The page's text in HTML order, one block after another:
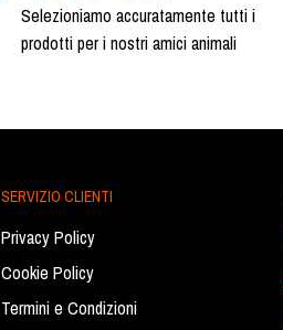
Selezioniamo accuratamente tutti i
prodotti per i nostri amici animali
SERVIZIO CLIENTI
Privacy Policy
Cookie Policy
Termini e Condizioni